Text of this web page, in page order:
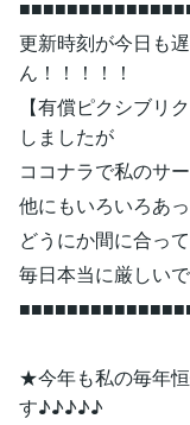
更新時刻が今日も
ん！！！！！
【有償ピクシブリ
しましたが
ココナラで私のサ
他にもいろいろあ
どうにか間に合っ
毎日本当に厳しい
★今年も私の毎年
す♪♪♪♪♪